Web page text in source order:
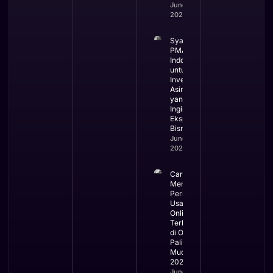
June 5,
2026
Syarat
PMA di
Indonesia
untuk
Investor
Asing
yang
Ingin
Ekspansi
Bisnis
June 3,
2026
Cara
Mengurus
Perizinan
Usaha
Online
Terbaru
di OSS
Paling
Mudah
2026